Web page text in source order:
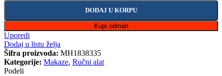
DODAJ U KORPU
Kupi odmah
Uporedi
Dodaj u listu želja
Šifra proizvoda: MH1838335
Kategorije: Makaze, Ručni alat
Podeli